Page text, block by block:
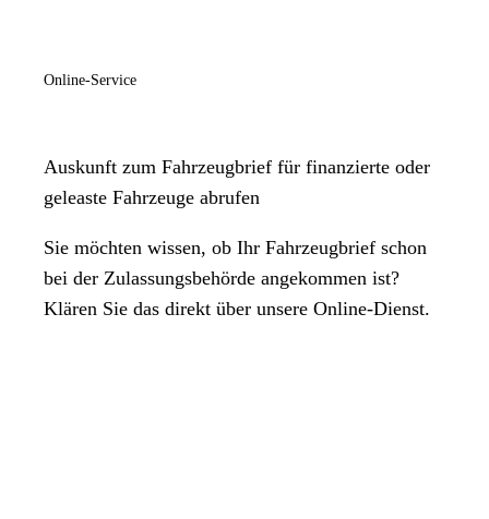
Online-Service
Auskunft zum Fahrzeugbrief für finanzierte oder
geleaste Fahrzeuge abrufen
Sie möchten wissen, ob Ihr Fahrzeugbrief schon
bei der Zulassungsbehörde angekommen ist?
Klären Sie das direkt über unsere Online-Dienst.